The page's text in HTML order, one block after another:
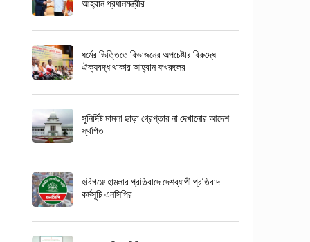
আহ্বান প্রধানমন্ত্রীর
ধর্মের ভিত্তিতে বিভাজনের অপচেষ্টার বিরুদ্ধে
ঐক্যবদ্ধ থাকার আহ্বান ফখরুলের
সুনির্দিষ্ট মামলা ছাড়া গ্রেপ্তার না দেখানোর আদেশ
স্থগিত
হবিগঞ্জে হামলার প্রতিবাদে দেশব্যাপী প্রতিবাদ
কর্মসূচি এনসিপির